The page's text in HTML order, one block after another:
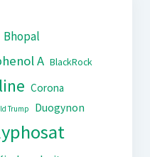
Bhopal
A BlackRock
Corona
Trump
Duogynon